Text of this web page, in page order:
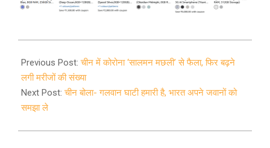
06-
17
Previous Post:चीन में कोरोना ‘सालमन मछली’ से फैला, फिर बढ़ने
लगी मरीजों की संख्या
Next Post:चीन बोला- गलवान घाटी हमारी है, भारत अपने जवानों को
समझा ले